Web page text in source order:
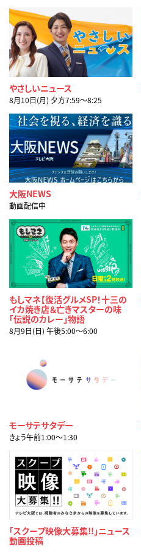
やさしいニュース
8月10日(月) 夕方7:59〜8:25
大阪NEWS
動画配信中
もしマネ【復活グルメSP！十三の
イカ焼き店＆亡きマスターの味
「伝説のカレー」物語
8月9日(日) 午後5:00〜6:00
モーサテサタデー
きょう午前1:00〜1:30
「スクープ映像大募集!!」ニュース
動画投稿